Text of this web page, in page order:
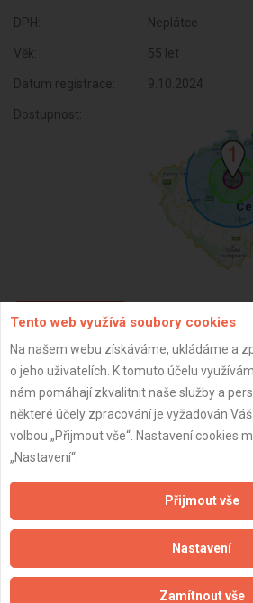
DPH: Neplátce
Věk: 55 let
Datum registrace: 9.10.2024
Dostupnost:
ZPĚT
Aktualizováno z portálu ARES dne
Důležité
Naše firmy a
Zpracování a ochrana
Zásady pro používání
Obchodní podmínky
Tento web využívá soubory cookies
Na našem webu získáváme, ukládáme a
o jeho uživatelích. K tomuto účelu
nám pomáhají zkvalitnit naše služby a
některé účely zpracování je vyžadován
volbou „Přijmout vše“. Nastavení cookies
„Nastavení“.
Přijmout vše
Nastavení
Zamítnout vše